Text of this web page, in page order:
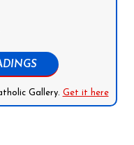
Gallery. Get it here